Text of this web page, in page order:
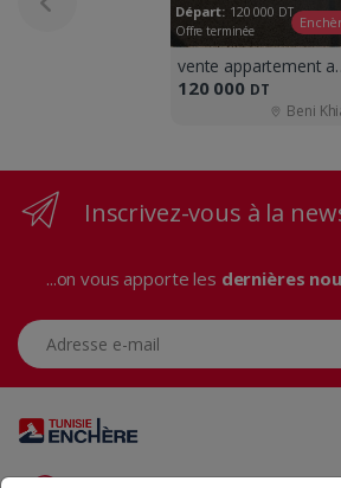
Départ: 120 000 DT
Offre terminée
vente
120 000 DT
Beni
Inscrivez-vous à la
...on vous apporte les dernières
Adresse e-mail
Vous avez des questions?